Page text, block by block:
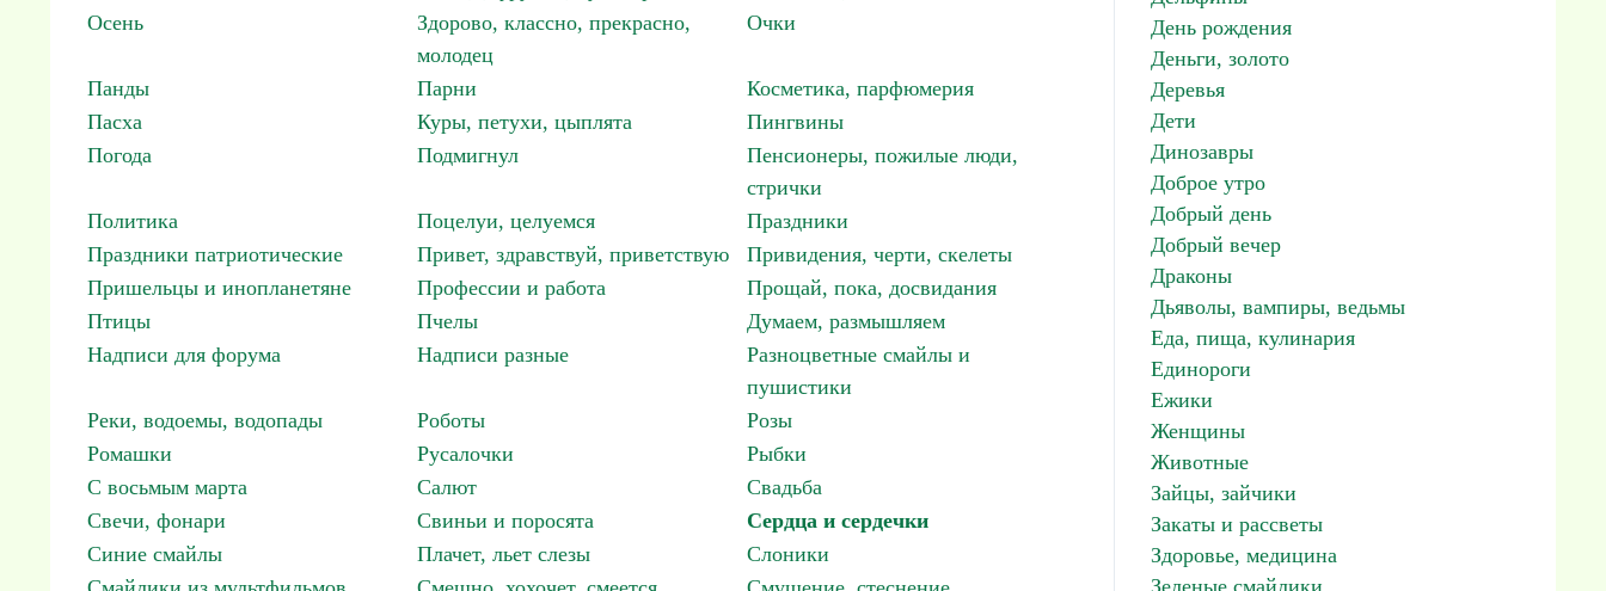
Осень
Здорово, классно, прекрасно,
молодец
Очки
Панды Парни
Косметика, парфюмерия
Пасха
Куры, петухи, цыплята
Пингвины
Погода
Подмигнул
Пенсионеры, пожилые люди,
стрички
Политика
Поцелуи, целуемся
Праздники
Праздники патриотические
Привет, здравствуй, приветствую
Привидения, черти, скелеты
Пришельцы и инопланетяне
Профессии и работа
Прощай, пока, досвидания
Птицы
Пчелы
Думаем, размышляем
Надписи для форума
Надписи разные
Разноцветные смайлы и
пушистики
Реки, водоемы, водопады
Роботы
Розы
Ромашки
Русалочки
Рыбки
С восьмым марта
Салют
Свадьба
Свечи, фонари
Свиньи и поросята
Сердца и сердечки
Синие смайлы
Плачет, льет слезы
Слоники
День рождения
Деньги, золото
Деревья
Дети
Динозавры
Доброе утро
Добрый день
Добрый вечер
Драконы
Дьяволы, вампиры, ведьмы
Еда, пища, кулинария
Единороги
Ежики
Женщины
Животные
Зайцы, зайчики
Закаты и рассветы
Здоровье, медицина
Зеленые смайлики